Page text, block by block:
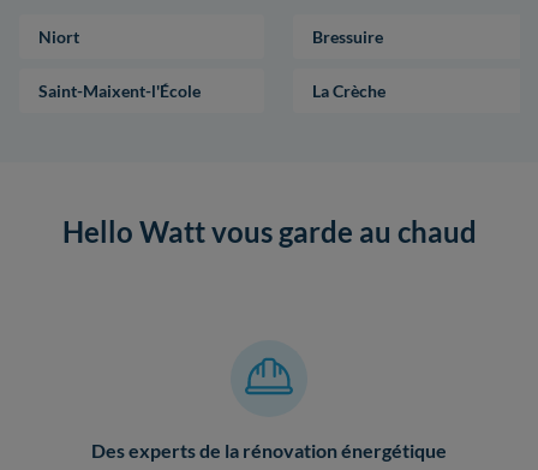
Niort Bressuire
Saint-Maixent-l'École La Crèche
Hello Watt vous garde au chaud
Des experts de la rénovation énergétique